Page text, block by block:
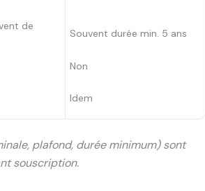
de
Souvent durée min. 5 ans
Non
Idem
plafond, durée minimum) sont
souscription.